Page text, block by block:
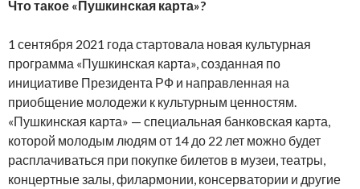
Что такое «Пушкинская карта»?
1 сентября 2021 года стартовала новая культурная
программа «Пушкинская карта», созданная по
инициативе Президента РФ и направленная на
приобщение молодежи к культурным ценностям.
«Пушкинская карта» — специальная банковская карта,
которой молодым людям от 14 до 22 лет можно будет
расплачиваться при покупке билетов в музеи, театры,
концертные залы, филармонии, консерватории и другие